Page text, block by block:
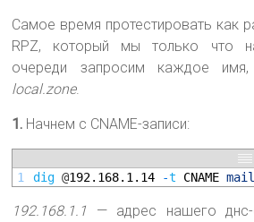
Самое время протестировать как
RPZ, который мы только что
очереди запросим каждое
local.zone.
1. Начнем с CNAME-записи:
1
dig @192.168.1.14 -t CNAME mail
192.168.1.1 — адрес нашего днс-